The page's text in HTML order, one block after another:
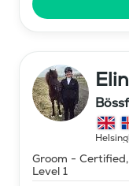
Groom -
Level 1